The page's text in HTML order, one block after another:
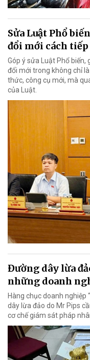
Sửa Luật Phổ
đổi mới cách tiếp
Góp ý sửa Luật Phổ biến,
đổi mới trong không chỉ
thức, công cụ mới, mà
của Luật.
Đường dây lừa
những doanh
Hàng chục doanh
dây lừa đảo do Mr Pips
cơ chế giám sát pháp